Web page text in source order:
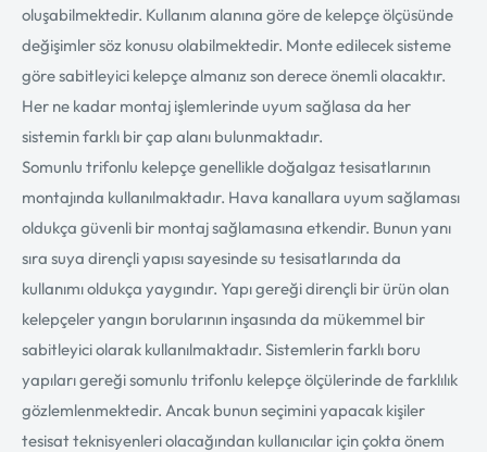
oluşabilmektedir. Kullanım alanına göre de kelepçe ölçüsünde
değişimler söz konusu olabilmektedir. Monte edilecek sisteme
göre sabitleyici kelepçe almanız son derece önemli olacaktır.
Her ne kadar montaj işlemlerinde uyum sağlasa da her
sistemin farklı bir çap alanı bulunmaktadır.
Somunlu trifonlu kelepçe genellikle doğalgaz tesisatlarının
montajında kullanılmaktadır. Hava kanallara uyum sağlaması
oldukça güvenli bir montaj sağlamasına etkendir. Bunun yanı
sıra suya dirençli yapısı sayesinde su tesisatlarında da
kullanımı oldukça yaygındır. Yapı gereği dirençli bir ürün olan
kelepçeler yangın borularının inşasında da mükemmel bir
sabitleyici olarak kullanılmaktadır. Sistemlerin farklı boru
yapıları gereği somunlu trifonlu kelepçe ölçülerinde de farklılık
gözlemlenmektedir. Ancak bunun seçimini yapacak kişiler
tesisat teknisyenleri olacağından kullanıcılar için çokta önem